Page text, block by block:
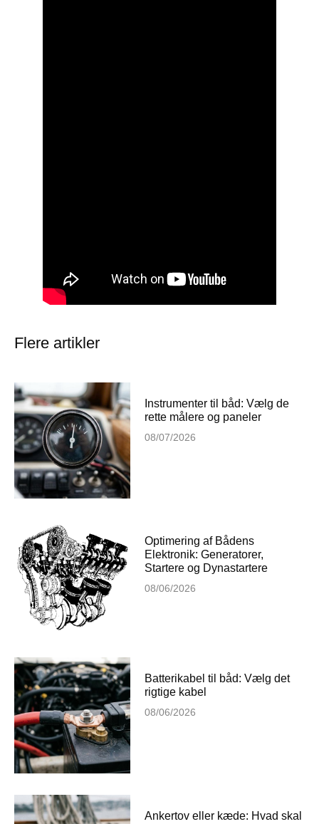
Flere artikler
Instrumenter til båd: Vælg de
rette målere og paneler
08/07/2026
Optimering af Bådens
Elektronik: Generatorer,
Startere og Dynastartere
08/06/2026
Batterikabel til båd: Vælg det
rigtige kabel
08/06/2026
Ankertov eller kæde: Hvad skal